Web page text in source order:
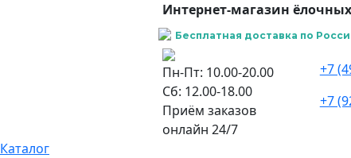
Интернет-магазин
Бесплатная доставка по
Пн-Пт: 10.00-20.00
Сб: 12.00-18.00
Приём заказов
онлайн 24/7
+7
+7
Каталог